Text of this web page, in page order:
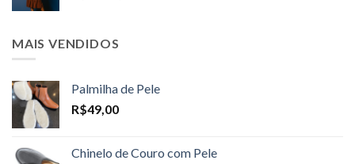
MAIS VENDIDOS
Palmilha de Pele
R$49,00
Chinelo de Couro com Pele